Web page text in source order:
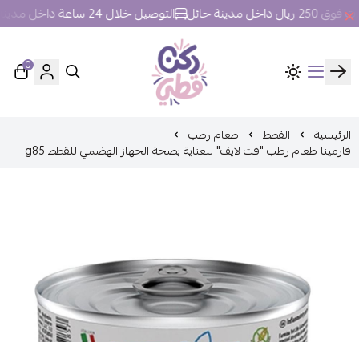
مدينة حائل التوصيل خلال 24 ساعة داخل مدينة حائل.
ركن قطي
0
الرئيسية القطط طعام رطب
فارمينا طعام رطب "فت لايف" للعناية بصحة الجهاز الهضمي للقطط g85